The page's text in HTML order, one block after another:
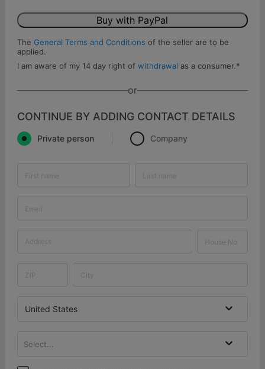
Buy with PayPal
The General Terms and Conditions of the seller are to be
applied.
I am aware of my 14 day right of withdrawal as a consumer.*
or
CONTINUE BY ADDING CONTACT DETAILS
Private person Company
United States
Select...